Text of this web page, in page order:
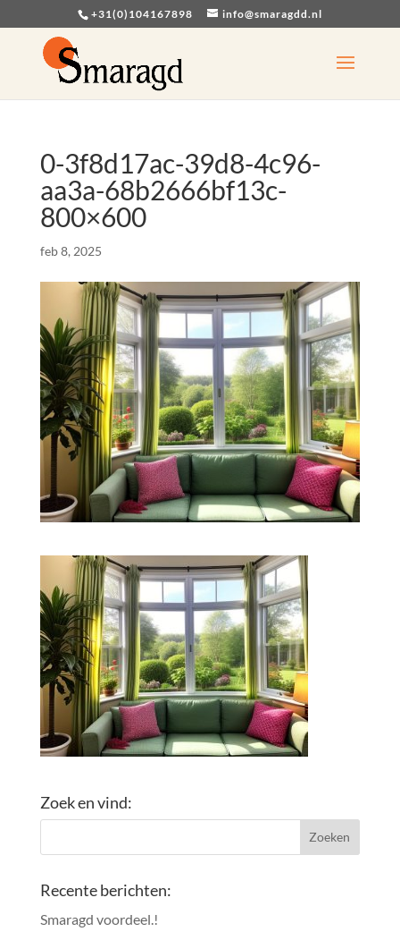
+31(0)104167898 info@smaragdd.nl
0-3f8d17ac-39d8-4c96-
aa3a-68b2666bf13c-
800×600
feb 8, 2025
Zoek en vind:
Recente berichten:
Smaragd voordeel.!